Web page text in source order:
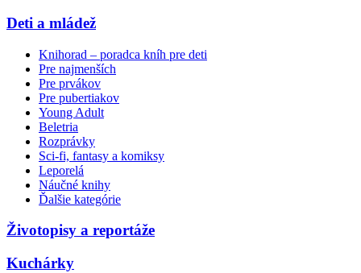
Deti a mládež
Knihorad – poradca kníh pre deti
Pre najmenších
Pre prvákov
Pre pubertiakov
Young Adult
Beletria
Rozprávky
Sci-fi, fantasy a komiksy
Leporelá
Náučné knihy
Ďalšie kategórie
Životopisy a reportáže
Kuchárky